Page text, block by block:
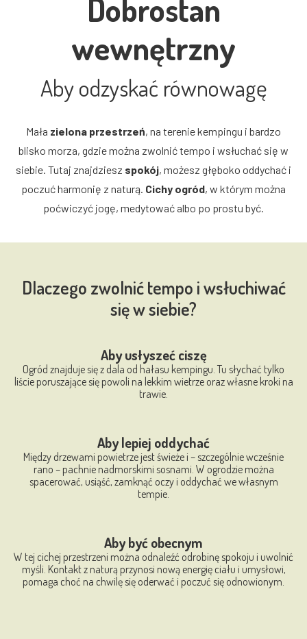
Dobrostan
wewnętrzny
Aby odzyskać równowagę
Mała zielona przestrzeń, na terenie kempingu i bardzo
blisko morza, gdzie można zwolnić tempo i wsłuchać się w
siebie. Tutaj znajdziesz spokój, możesz głęboko oddychać i
poczuć harmonię z naturą. Cichy ogród, w którym można
poćwiczyć jogę, medytować albo po prostu być.
Dlaczego zwolnić tempo i wsłuchiwać
się w siebie?
Aby usłyszeć ciszę
Ogród znajduje się z dala od hałasu kempingu. Tu słychać tylko
liście poruszające się powoli na lekkim wietrze oraz własne kroki na
trawie.
Aby lepiej oddychać
Między drzewami powietrze jest świeże i – szczególnie wcześnie
rano – pachnie nadmorskimi sosnami. W ogrodzie można
spacerować, usiąść, zamknąć oczy i oddychać we własnym
tempie.
Aby być obecnym
W tej cichej przestrzeni można odnaleźć odrobinę spokoju i uwolnić
myśli. Kontakt z naturą przynosi nową energię ciału i umysłowi,
pomaga choć na chwilę się oderwać i poczuć się odnowionym.